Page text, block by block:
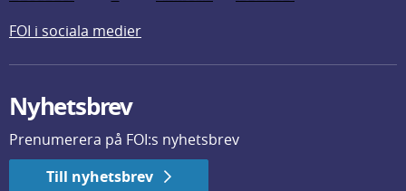
FOI i sociala medier
Nyhetsbrev
Prenumerera på FOI:s nyhetsbrev
Till nyhetsbrev